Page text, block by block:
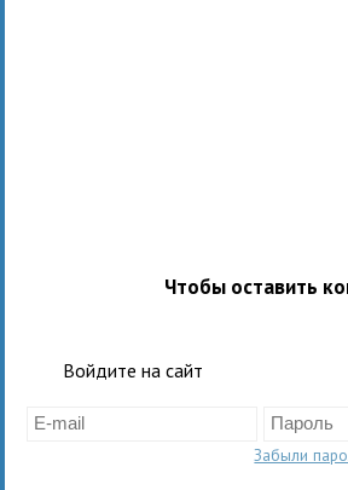
Чтобы оставить
Войдите на сайт
Забыли